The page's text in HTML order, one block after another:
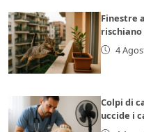
Finestre
4
Colpi di
uccide i